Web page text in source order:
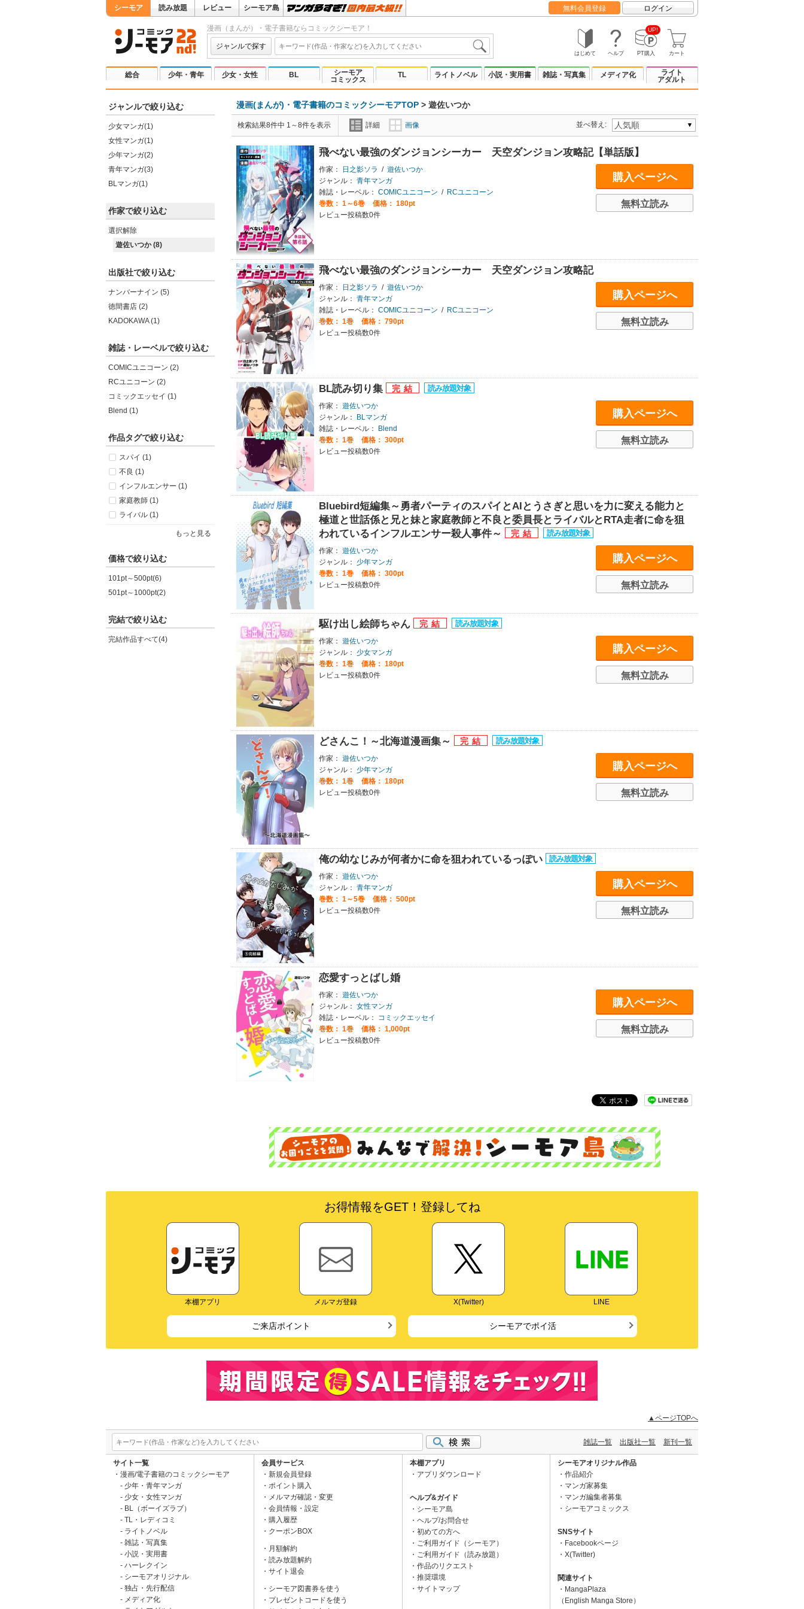
シーモア 読み放題 レビュー シーモア島 無料会員登録 ログイン
漫画（まんが）・電子書籍ならコミックシーモア！
ジャンルで探す
はじめて ヘルプ
UP!
PT購入 カート
総合 少年・青年 少女・女性 BL
シーモア
コミックス
TL ライトノベル 小説・実用書 雑誌・写真集 メディア化
ライト
アダルト
ジャンルで絞り込む
少女マンガ(1)
女性マンガ(1)
少年マンガ(2)
青年マンガ(3)
BLマンガ(1)
作家で絞り込む
選択解除
遊佐いつか (8)
出版社で絞り込む
ナンバーナイン (5)
徳間書店 (2)
KADOKAWA (1)
雑誌・レーベルで絞り込む
COMICユニコーン (2)
RCユニコーン (2)
コミックエッセイ (1)
Blend (1)
作品タグで絞り込む
スパイ (1)
不良 (1)
インフルエンサー (1)
家庭教師 (1)
ライバル (1)
もっと見る
価格で絞り込む
101pt～500pt(6)
501pt～1000pt(2)
完結で絞り込む
完結作品すべて(4)
漫画(まんが)・電子書籍のコミックシーモアTOP > 遊佐いつか
検索結果8件中 1～8件を表示 詳細 画像 並べ替え:
飛べない最強のダンジョンシーカー 天空ダンジョン攻略記【単話版】
作家： 日之影ソラ / 遊佐いつか
ジャンル： 青年マンガ
雑誌・レーベル： COMICユニコーン /
RCユニコーン
巻数： 1～6巻
価格： 180pt
レビュー投稿数0件
購入ページへ
無料立読み
飛べない最強のダンジョンシーカー 天空ダンジョン攻略記
作家： 日之影ソラ / 遊佐いつか
ジャンル： 青年マンガ
雑誌・レーベル： COMICユニコーン /
RCユニコーン
巻数： 1巻
価格： 790pt
レビュー投稿数0件
購入ページへ
無料立読み
BL読み切り集
作家： 遊佐いつか
ジャンル：
BLマンガ
雑誌・レーベル：
Blend
巻数： 1巻
価格： 300pt
レビュー投稿数0件
購入ページへ
無料立読み
Bluebird短編集～勇者パーティのスパイとAIとうさぎと思いを力に変える能力と
極道と世話係と兄と妹と家庭教師と不良と委員長とライバルとRTA走者に命を狙
われているインフルエンサー殺人事件～
作家： 遊佐いつか
ジャンル：
少年マンガ
巻数： 1巻
価格： 300pt
レビュー投稿数0件
購入ページへ
無料立読み
駆け出し絵師ちゃん
作家： 遊佐いつか
ジャンル：
少女マンガ
巻数： 1巻
価格： 180pt
レビュー投稿数0件
購入ページへ
無料立読み
どさんこ！～北海道漫画集～
作家： 遊佐いつか
ジャンル：
少年マンガ
巻数： 1巻
価格： 180pt
レビュー投稿数0件
購入ページへ
無料立読み
俺の幼なじみが何者かに命を狙われているっぽい
作家： 遊佐いつか
ジャンル： 青年マンガ
巻数： 1～5巻
価格： 500pt
レビュー投稿数0件
購入ページへ
無料立読み
恋愛すっとばし婚
作家： 遊佐いつか
ジャンル： 女性マンガ
雑誌・レーベル：
コミックエッセイ
巻数： 1巻
価格： 1,000pt
レビュー投稿数0件
購入ページへ
無料立読み
お得情報をGET！登録してね
本棚アプリ メルマガ登録 X(Twitter) LINE
ご来店ポイント シーモアでポイ活
▲ページTOPへ
雑誌一覧 出版社一覧 新刊一覧
サイト一覧
漫画/電子書籍のコミックシーモア
少年・青年マンガ
少女・女性マンガ
BL（ボーイズラブ）
TL・レディコミ
ライトノベル
雑誌・写真集
小説・実用書
ハーレクイン
シーモアオリジナル
独占・先行配信
メディア化
会員サービス
新規会員登録
ポイント購入
メルマガ確認・変更
会員情報・設定
購入履歴
クーポンBOX
月額解約
読み放題解約
サイト退会
シーモア図書券を使う
プレゼントコードを使う
本棚アプリ
アプリダウンロード
ヘルプ&ガイド
シーモア島
ヘルプ/お問合せ
初めての方へ
ご利用ガイド（シーモア）
ご利用ガイド（読み放題）
作品のリクエスト
推奨環境
サイトマップ
シーモアオリジナル作品
作品紹介
マンガ家募集
マンガ編集者募集
シーモアコミックス
SNSサイト
Facebookページ
X(Twitter)
関連サイト
MangaPlaza
（English Manga Store）